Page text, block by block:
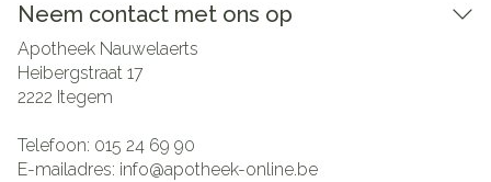
Neem contact met ons op
Apotheek Nauwelaerts
Heibergstraat 17
2222 Itegem
Telefoon: 015 24 69 90
E-mailadres: info@apotheek-online.be